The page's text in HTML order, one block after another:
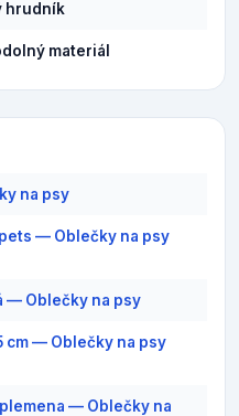
hrudník
materiál
na psy
pets — Oblečky na psy
— Oblečky na psy
cm — Oblečky na psy
— Oblečky na